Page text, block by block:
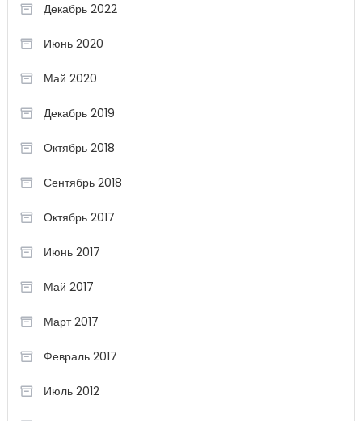
Декабрь 2022
Июнь 2020
Май 2020
Декабрь 2019
Октябрь 2018
Сентябрь 2018
Октябрь 2017
Июнь 2017
Май 2017
Март 2017
Февраль 2017
Июль 2012